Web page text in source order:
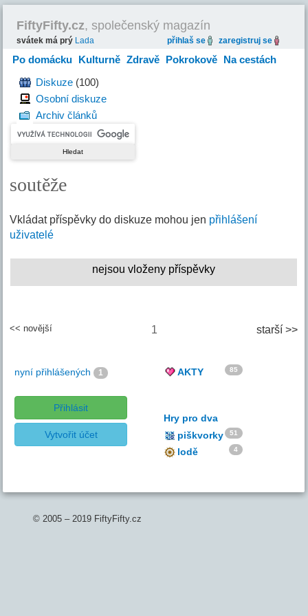
FiftyFifty.cz, společenský magazín
svátek má prý Lada přihlaš se zaregistruj se
Po domácku Kulturně Zdravě Pokrokově Na cestách
HravěDiskuze (100)
Osobní diskuze
Archiv článků
soutěže
Vkládat příspěvky do diskuze mohou jen přihlášení
uživatelé
nejsou vloženy příspěvky
starší >>
<< novější 1
nyní přihlášených 1
Přihlásit
Vytvořit účet
AKTY 85
Hry pro dva
piškvorky
51
lodě 4
© 2005 – 2019 FiftyFifty.cz